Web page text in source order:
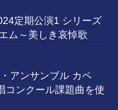
定期公演1 シリーズ
ム～美しき哀悼歌
アンサンブル カペ
ンクール課題曲を使